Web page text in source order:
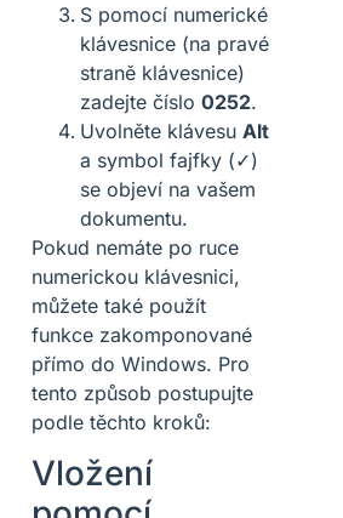
S pomocí numerické
klávesnice (na pravé
straně klávesnice)
zadejte číslo 0252.
Uvolněte klávesu Alt
a symbol fajfky (✓)
se objeví na vašem
dokumentu.
Pokud nemáte po ruce
numerickou klávesnici,
můžete také použít
funkce zakomponované
přímo do Windows. Pro
tento způsob postupujte
podle těchto kroků:
Vložení